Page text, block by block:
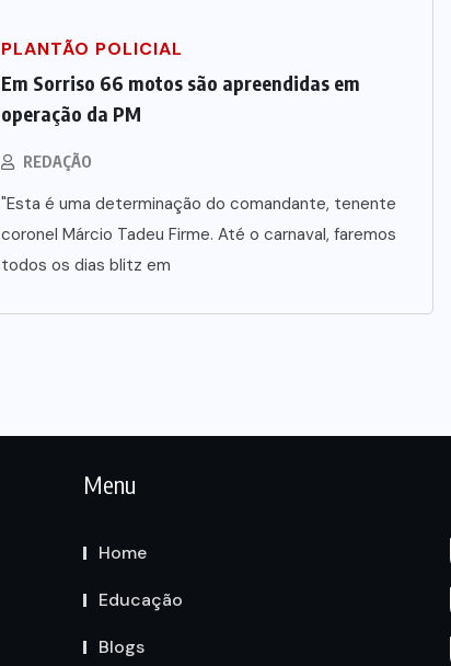
PLANTÃO POLICIAL
Em Sorriso 66 motos são apreendidas em
operação da PM
REDAÇÃO
"Esta é uma determinação do comandante, tenente
coronel Márcio Tadeu Firme. Até o carnaval, faremos
todos os dias blitz em
Menu
Home
Educação
Blogs